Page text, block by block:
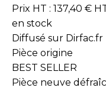
Prix HT : 137,40 €
en stock
Diffusé sur Dirfac.fr
Pièce origine
BEST SELLER
Pièce neuve